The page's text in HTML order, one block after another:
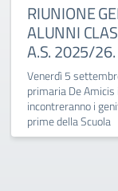
RIUNIONE
ALUNNI
A.S. 2025/26.
Venerdì 5
primaria De Amicis
incontreranno i
prime della Scuola